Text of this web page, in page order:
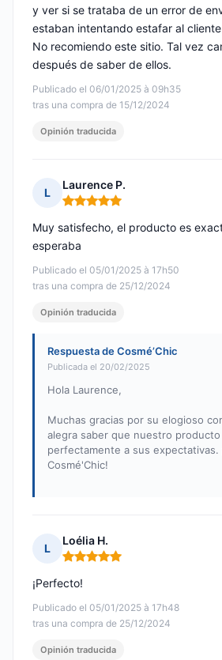
Publicado el 06/01/2025 à 09h35
tras una compra de 15/12/2024
y ver si se trataba de un error de
estaban intentando estafar al
No recomiendo este sitio. Tal vez
después de saber de ellos.
Opinión traducida
L
Laurence P.
Nota: 5 de 5
Publicado el 05/01/2025 à 17h50
tras una compra de 25/12/2024
Muy satisfecho, el producto es
esperaba
Opinión traducida
Respuesta de Cosmé’Chic
Publicada el 20/02/2025
Hola Laurence,
Muchas gracias por su elogioso
alegra saber que nuestro
perfectamente a sus expectativas.
Cosmé'Chic!
L
Loélia H.
Nota: 5 de 5
Publicado el 05/01/2025 à 17h48
tras una compra de 25/12/2024
¡Perfecto!
Opinión traducida